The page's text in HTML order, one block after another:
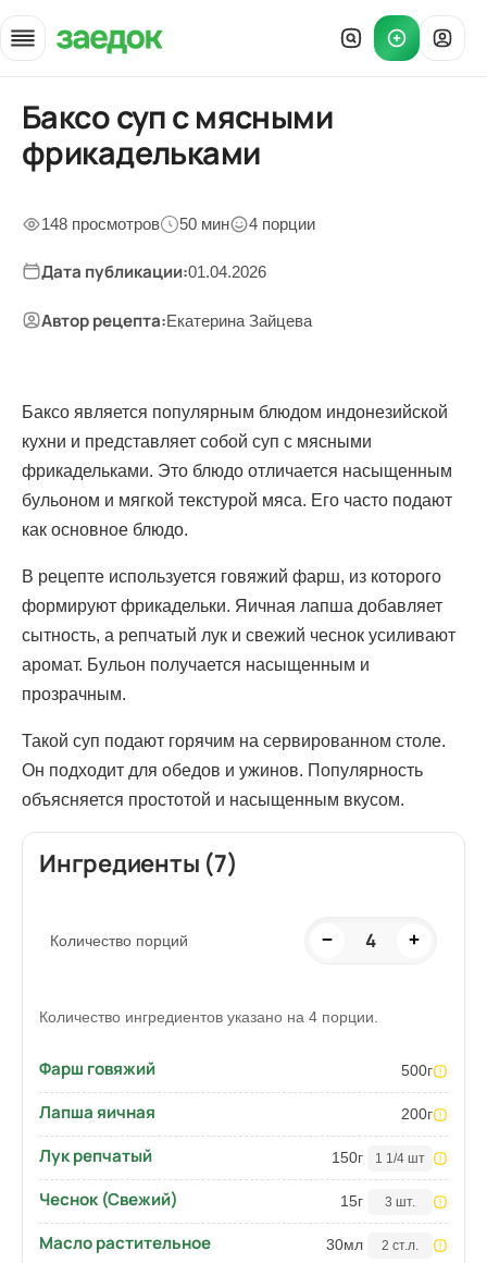
Главная
»
Рецепты
Баксо суп с мясными
фрикадельками
148 просмотров 50 мин 4 порции
Дата публикации:01.04.2026
Автор рецепта:Екатерина Зайцева
Баксо является популярным блюдом индонезийской
кухни и представляет собой суп с мясными
фрикадельками. Это блюдо отличается насыщенным
бульоном и мягкой текстурой мяса. Его часто подают
как основное блюдо.
В рецепте используется говяжий фарш, из которого
формируют фрикадельки. Яичная лапша добавляет
сытность, а репчатый лук и свежий чеснок усиливают
аромат. Бульон получается насыщенным и
прозрачным.
Такой суп подают горячим на сервированном столе.
Он подходит для обедов и ужинов. Популярность
объясняется простотой и насыщенным вкусом.
Ингредиенты (7)
Количество порций − 4 +
Количество ингредиентов указано на 4 порции.
Фарш говяжий 500г
Лапша яичная 200г
Лук репчатый 150г 1 1/4 шт
Чеснок (Свежий) 15г 3 шт.
Масло растительное 30мл 2 ст.л.